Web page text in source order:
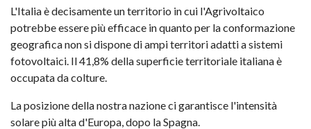
L'Italia è decisamente un territorio in cui l'Agrivoltaico
potrebbe essere più efficace in quanto per la conformazione
geografica non si dispone di ampi territori adatti a sistemi
fotovoltaici. Il 41,8% della superficie territoriale italiana è
occupata da colture.
La posizione della nostra nazione ci garantisce l'intensità
solare più alta d'Europa, dopo la Spagna.